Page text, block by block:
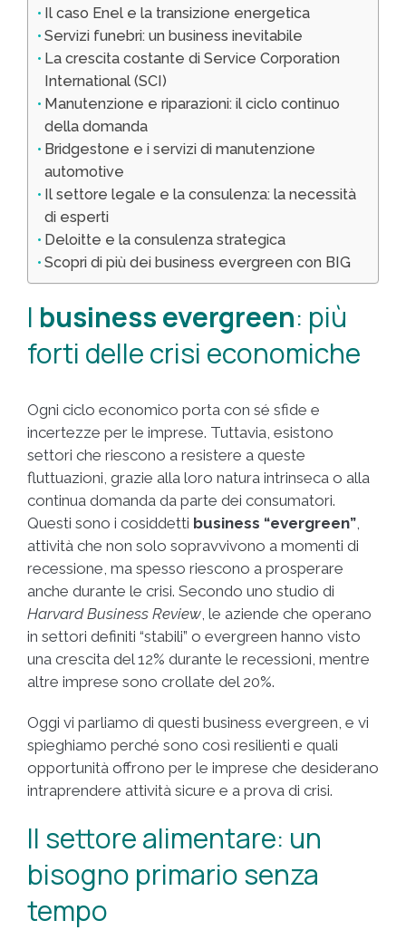
Il caso Enel e la transizione energetica
Servizi funebri: un business inevitabile
La crescita costante di Service Corporation
International (SCI)
Manutenzione e riparazioni: il ciclo continuo
della domanda
Bridgestone e i servizi di manutenzione
automotive
Il settore legale e la consulenza: la necessità
di esperti
Deloitte e la consulenza strategica
Scopri di più dei business evergreen con BIG
I business evergreen: più
forti delle crisi economiche
Ogni ciclo economico porta con sé sfide e
incertezze per le imprese. Tuttavia, esistono
settori che riescono a resistere a queste
fluttuazioni, grazie alla loro natura intrinseca o alla
continua domanda da parte dei consumatori.
Questi sono i cosiddetti business “evergreen”
attività che non solo sopravvivono a momenti di
recessione, ma spesso riescono a prosperare
anche durante le crisi. Secondo uno studio di
Harvard Business Review , le aziende che operano
in settori definiti “stabili” o evergreen hanno visto
una crescita del 12% durante le recessioni, mentre
altre imprese sono crollate del 20%.
Oggi vi parliamo di questi business evergreen, e vi
spieghiamo perché sono così resilienti e quali
opportunità offrono per le imprese che desiderano
intraprendere attività sicure e a prova di crisi.
Il settore alimentare: un
bisogno primario senza
tempo